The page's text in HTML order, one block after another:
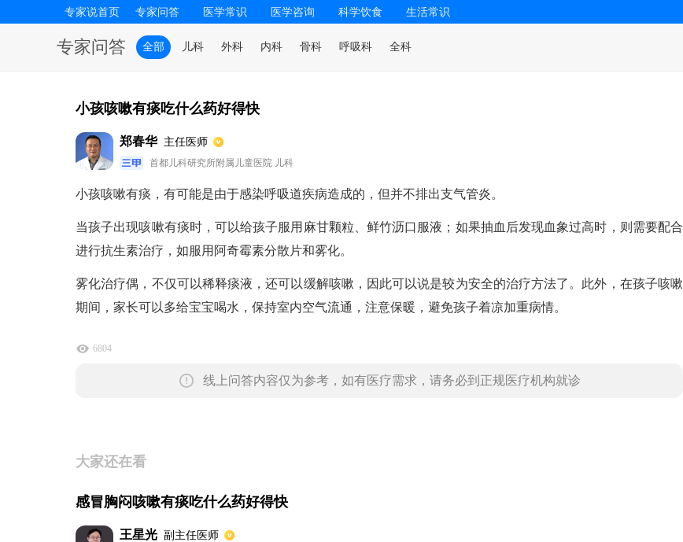
专家说首页 专家问答 医学常识 医学咨询 科学饮食 生活常识
专家问答 全部 儿科 外科 内科 骨科 呼吸科 全科
小孩咳嗽有痰吃什么药好得快
郑春华 主任医师
首都儿科研究所附属儿童医院 儿科
小孩咳嗽有痰，有可能是由于感染呼吸道疾病造成的，但并不排出支气管炎。
当孩子出现咳嗽有痰时，可以给孩子服用麻甘颗粒、鲜竹沥口服液；如果抽血后发现血象过高时，则需要配合
进行抗生素治疗，如服用阿奇霉素分散片和雾化。
雾化治疗偶，不仅可以稀释痰液，还可以缓解咳嗽，因此可以说是较为安全的治疗方法了。此外，在孩子咳嗽
期间，家长可以多给宝宝喝水，保持室内空气流通，注意保暖，避免孩子着凉加重病情。
6804
线上问答内容仅为参考，如有医疗需求，请务必到正规医疗机构就诊
大家还在看
感冒胸闷咳嗽有痰吃什么药好得快
王星光 副主任医师